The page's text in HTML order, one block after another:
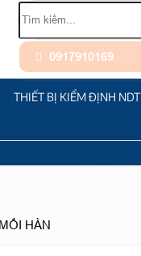
0917910169
THIẾT BỊ KIỂM ĐỊNH NDT
HÀN